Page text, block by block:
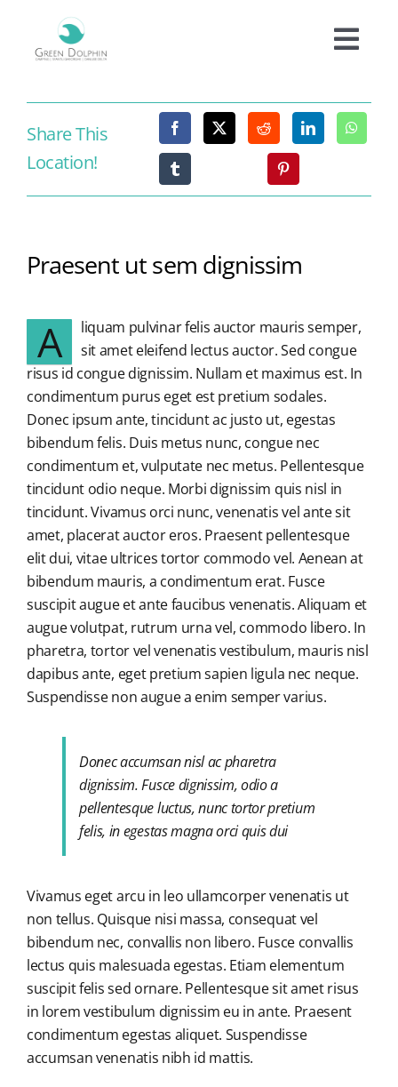
content
Cazare
Tarife
Experiențe
Facilități
Informații
Blog
Contact
Share This
Location!
Praesent ut sem dignissim
A
liquam pulvinar felis auctor mauris semper,
sit amet eleifend lectus auctor. Sed congue
risus id congue dignissim. Nullam et maximus est. In
condimentum purus eget est pretium sodales.
Donec ipsum ante, tincidunt ac justo ut, egestas
bibendum felis. Duis metus nunc, congue nec
condimentum et, vulputate nec metus. Pellentesque
tincidunt odio neque. Morbi dignissim quis nisl in
tincidunt. Vivamus orci nunc, venenatis vel ante sit
amet, placerat auctor eros. Praesent pellentesque
elit dui, vitae ultrices tortor commodo vel. Aenean at
bibendum mauris, a condimentum erat. Fusce
suscipit augue et ante faucibus venenatis. Aliquam et
augue volutpat, rutrum urna vel, commodo libero. In
pharetra, tortor vel venenatis vestibulum, mauris nisl
dapibus ante, eget pretium sapien ligula nec neque.
Suspendisse non augue a enim semper varius.
Donec accumsan nisl ac pharetra
dignissim. Fusce dignissim, odio a
pellentesque luctus, nunc tortor pretium
felis, in egestas magna orci quis dui
Vivamus eget arcu in leo ullamcorper venenatis ut
non tellus. Quisque nisi massa, consequat vel
bibendum nec, convallis non libero. Fusce convallis
lectus quis malesuada egestas. Etiam elementum
suscipit felis sed ornare. Pellentesque sit amet risus
in lorem vestibulum dignissim eu in ante. Praesent
condimentum egestas aliquet. Suspendisse
accumsan venenatis nibh id mattis.